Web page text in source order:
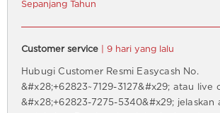
Sepanjang Tahun
Customer service | 9 hari yang lalu
Hubugi Customer Resmi Easycash No.
&#x28;+62823~7129-3127&#x29; atau live
&#x28;+62823-7275-5340&#x29; jelaskan